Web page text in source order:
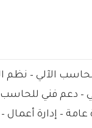
الآلي – نظم
– دعم فني للحاسب
– إدارة أعمال –